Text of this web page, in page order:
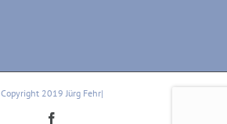
Copyright 2019 Jürg Fehr|